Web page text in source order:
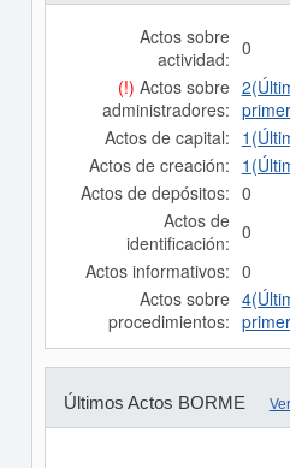
Actos sobre
actividad: 0
(!) Actos sobre
administradores:
Actos de capital:
Actos de creación:
Actos de depósitos: 0
Actos de
identificación: 0
Actos informativos: 0
Actos sobre
procedimientos:
Últimos Actos BORME